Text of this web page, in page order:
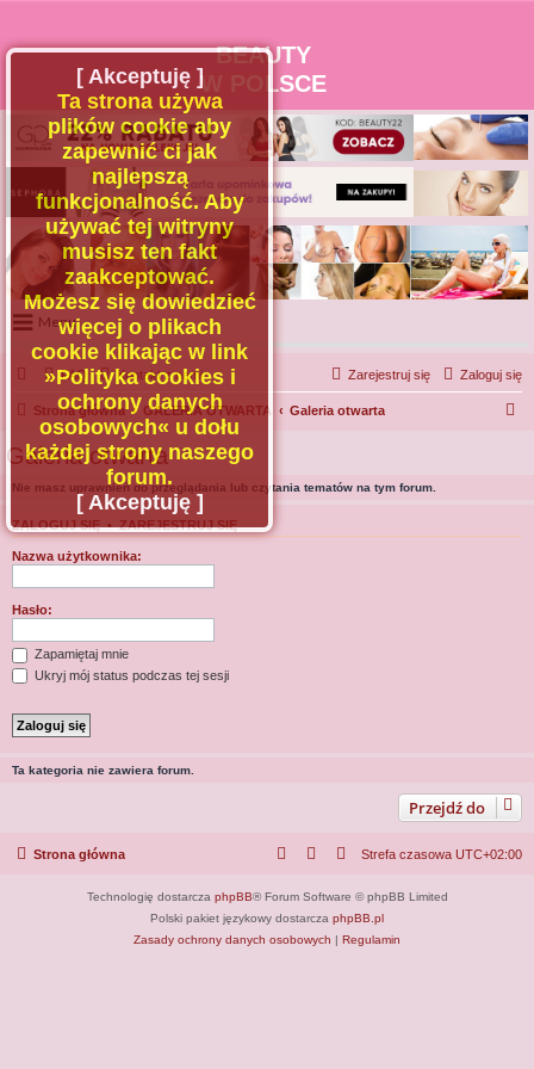
BEAUTY
W POLSCE
Menu
Portal
Facebook
Regulamin
Zapytaj administratora
Kontakt
FAQ Kontakt z nami Zaloguj się
Zarejestruj się
Strona główna GALERIA OTWARTA Galeria otwarta
Galeria otwarta
Nie masz uprawnień do przeglądania lub czytania tematów na tym forum.
ZALOGUJ SIĘ•ZAREJESTRUJ SIĘ
Nazwa użytkownika:
Hasło:
Zapamiętaj mnie
Ukryj mój status podczas tej sesji
Ta kategoria nie zawiera forum.
Przejdź do
[ Akceptuję ]
Ta strona używa
plików cookie aby
zapewnić ci jak
najlepszą
funkcjonalność. Aby
używać tej witryny
musisz ten fakt
zaakceptować.
Możesz się dowiedzieć
więcej o plikach
cookie klikając w link
»Polityka cookies i
ochrony danych
osobowych« u dołu
każdej strony naszego
forum.
[ Akceptuję ]
Strona główna Strefa czasowa UTC+02:00
Technologię dostarcza phpBB® Forum Software © phpBB Limited
Polski pakiet językowy dostarcza phpBB.pl
Zasady ochrony danych osobowych | Regulamin